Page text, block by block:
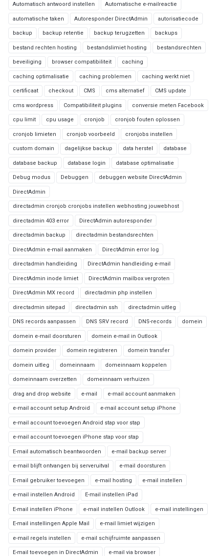
Automatisch antwoord instellen Automatische e-mailreactie
automatische taken Autoresponder DirectAdmin autorisatiecode
backup backup retentie backup terugzetten backups
bestand rechten hosting bestandslimiet hosting bestandsrechten
beveiliging browser compatibiliteit caching
caching optimalisatie caching problemen caching werkt niet
certificaat checkout CMS cms alternatief CMS update
cms wordpress Compatibiliteit plugins conversie meten Facebook
cpu limit cpu usage cronjob cronjob fouten oplossen
cronjob limieten cronjob voorbeeld cronjobs instellen
custom domain dagelijkse backup data herstel database
database backup database login database optimalisatie
Debug modus Debuggen debuggen website DirectAdmin
DirectAdmin
directadmin cronjob cronjobs instellen webhosting jouwebhost
directadmin 403 error DirectAdmin autoresponder
directadmin backup directadmin bestandsrechten
DirectAdmin e-mail aanmaken DirectAdmin error log
directadmin handleiding DirectAdmin handleiding e-mail
DirectAdmin inode limiet DirectAdmin mailbox vergroten
DirectAdmin MX record directadmin php instellen
directadmin sitepad directadmin ssh directadmin uitleg
DNS records aanpassen DNS SRV record DNS-records domein
domein e-mail doorsturen domein e-mail in Outlook
domein provider domein registreren domein transfer
domein uitleg domeinnaam domeinnaam koppelen
domeinnaam overzetten domeinnaam verhuizen
drag and drop website e-mail e-mail account aanmaken
e-mail account setup Android e-mail account setup iPhone
e-mail account toevoegen Android stap voor stap
e-mail account toevoegen iPhone stap voor stap
E-mail automatisch beantwoorden e-mail backup server
e-mail blijft ontvangen bij serveruitval e-mail doorsturen
E-mail gebruiker toevoegen e-mail hosting e-mail instellen
e-mail instellen Android E-mail instellen iPad
E-mail instellen iPhone e-mail instellen Outlook e-mail instellingen
E-mail instellingen Apple Mail e-mail limiet wijzigen
e-mail regels instellen e-mail schijfruimte aanpassen
E-mail toevoegen in DirectAdmin e-mail via browser